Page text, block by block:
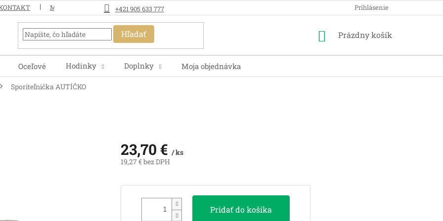
+421 905 633 777
MOJA OBJEDNÁVKA Prihlásenie
Hľadať
Nákupný
Prázdny košík
Oceľové Hodinky Doplnky Moja objednávka
Sporiteľnička AUTÍČKO
23,70 € / ks
19,27 € bez DPH
cena:
Pridať do košíka